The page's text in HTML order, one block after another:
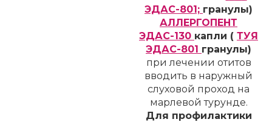
ЭДАС-801; гранулы)
АЛЛЕРГОПЕНТ
ЭДАС-130 капли ( ТУЯ
ЭДАС-801 гранулы)
при лечении отитов
вводить в наружный
слуховой проход на
марлевой турунде.
Для профилактики